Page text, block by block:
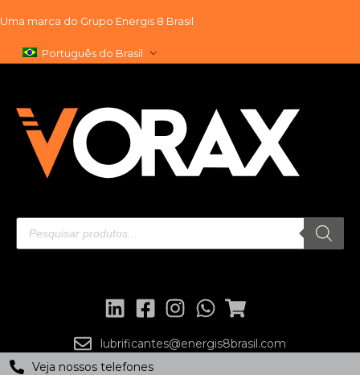
para
Uma marca do Grupo Energis 8 Brasil
Português do Brasil
lubrificantes@energis8brasil.com
Veja nossos telefones